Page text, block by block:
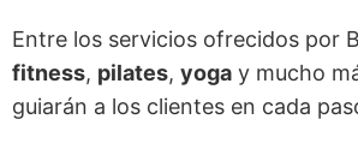
Entre los servicios ofrecidos por
fitness, pilates, yoga y mucho
guiarán a los clientes en cada